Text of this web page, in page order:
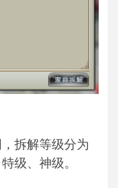
拆解等级分为
级、神级。